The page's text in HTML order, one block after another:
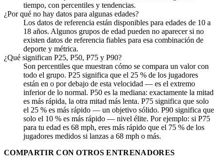
tiempo, con percentiles y tendencias.
¿Por qué no hay datos para algunas edades?
Los datos de referencia están disponibles para edades de 10 a
18 años. Algunos grupos de edad pueden no aparecer si no
existen datos de referencia fiables para esa combinación de
deporte y métrica.
¿Qué significan P25, P50, P75 y P90?
Son percentiles que muestran cómo se compara un valor con
todo el grupo. P25 significa que el 25 % de los jugadores
están en o por debajo de esta velocidad — es el extremo
inferior de lo normal. P50 es la mediana: exactamente la mitad
es más rápida, la otra mitad más lenta. P75 significa que solo
el 25 % es más rápido — un objetivo sólido. P90 significa que
solo el 10 % es más rápido — nivel élite. Por ejemplo: si P75
para tu edad es 68 mph, eres más rápido que el 75 % de los
jugadores medidos si lanzas a 68 mph o más.
COMPARTIR CON OTROS ENTRENADORES